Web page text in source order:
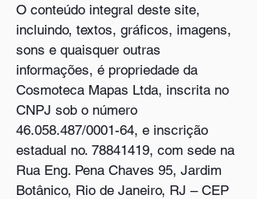
O conteúdo integral deste site,
incluindo, textos, gráficos, imagens,
sons e quaisquer outras
informações, é propriedade da
Cosmoteca Mapas Ltda, inscrita no
CNPJ sob o número
46.058.487/0001-64, e inscrição
estadual no. 78841419, com sede na
Rua Eng. Pena Chaves 95, Jardim
Botânico, Rio de Janeiro, RJ – CEP